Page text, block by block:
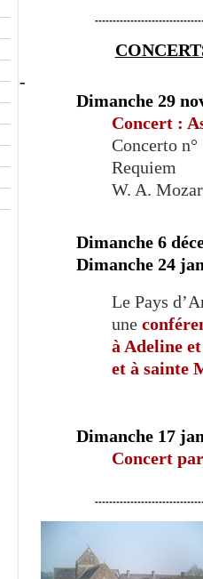
-
Dimanche 29
Concert :
Concerto n°
Requiem
W. A.
Dimanche 6
Dimanche 24
Le Pays
une
à Adeline
et à sainte
Dimanche 17
Concert